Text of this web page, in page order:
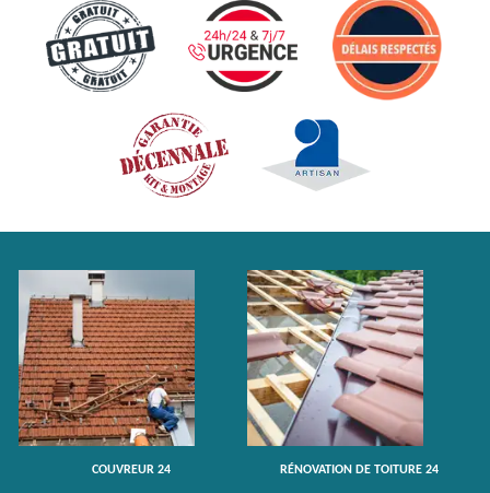
COUVREUR 24 RÉNOVATION DE TOITURE 24